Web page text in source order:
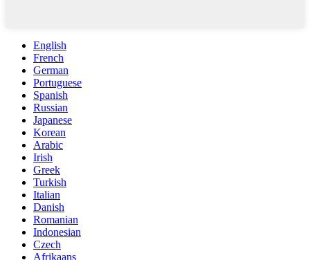
English
French
German
Portuguese
Spanish
Russian
Japanese
Korean
Arabic
Irish
Greek
Turkish
Italian
Danish
Romanian
Indonesian
Czech
Afrikaans